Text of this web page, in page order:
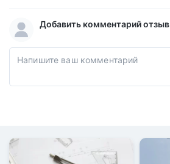
Добавить комментарий отзыв